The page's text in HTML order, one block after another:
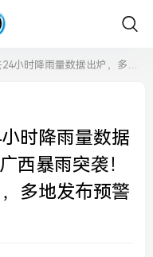
布预警，广西暴雨突袭！24小时降雨量数据出炉，多地发布预警
时降雨量数据
西暴雨突袭！
多地发布预警